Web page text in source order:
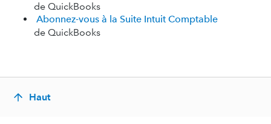
de QuickBooks
Abonnez-vous à la Suite Intuit Comptable
de QuickBooks
Haut